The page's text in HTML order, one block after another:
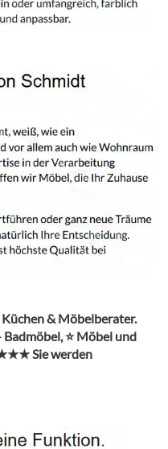
& Möbelberater.
⭐ Möbel und
Sie werden